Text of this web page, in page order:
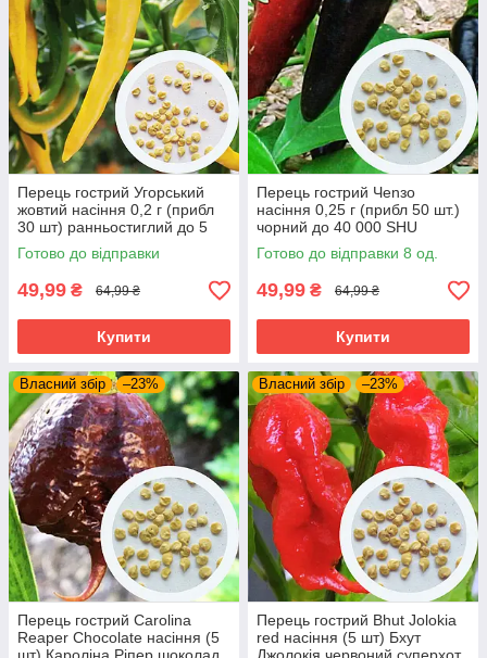
Перець гострий Угорський
жовтий насіння 0,2 г (прибл
30 шт) ранньостиглий до 5
000 SHU
Готово до відправки
49,99 ₴ 64,99 ₴
Купити
Перець гострий Чenзо
насіння 0,25 г (прибл 50 шт.)
чорний до 40 000 SHU
Готово до відправки 8 од.
49,99 ₴ 64,99 ₴
Купити
Власний збір –23%
Перець гострий Carolina
Reaper Chocolate насіння (5
Власний збір –23%
Перець гострий Bhut Jolokia
red насіння (5 шт) Бхут